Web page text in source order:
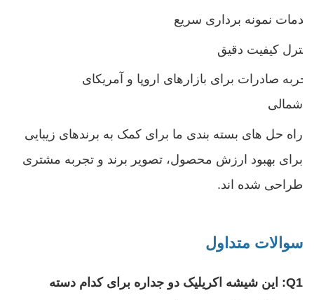
خدمات نمونه برداری سریع
کنترل کیفیت دقیق
تجربه صادرات برای بازارهای اروپا و آمریکای
شمالی
راه حل های بسته بندی ما برای کمک به برندهای زیبایی
برای بهبود ارزش محصول، تصویر برند و تجربه مشتری
طراحی شده اند.
سوالات متداول
Q1: این شیشه اکریلیک دو جداره برای کدام دسته